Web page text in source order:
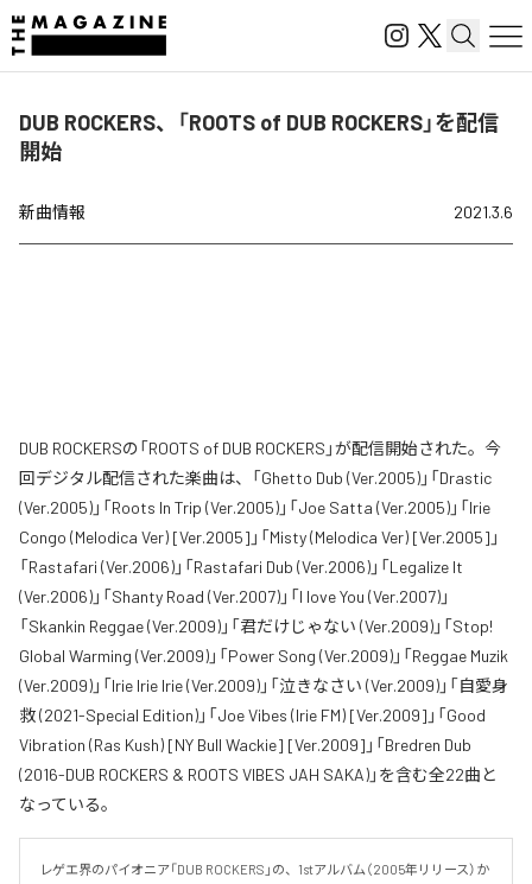
DUB ROCKERS、「ROOTS of DUB ROCKERS」を配信
開始
新曲情報 2021.3.6
DUB ROCKERSの「ROOTS of DUB ROCKERS」が配信開始された。今
回デジタル配信された楽曲は、「Ghetto Dub (Ver.2005)」「Drastic
(Ver.2005)」「Roots In Trip (Ver.2005)」「Joe Satta (Ver.2005)」「Irie
Congo (Melodica Ver) [Ver.2005]」「Misty (Melodica Ver) [Ver.2005]」
「Rastafari (Ver.2006)」「Rastafari Dub (Ver.2006)」「Legalize It
(Ver.2006)」「Shanty Road (Ver.2007)」「I love You (Ver.2007)」
「Skankin Reggae (Ver.2009)」「君だけじゃない (Ver.2009)」「Stop!
Global Warming (Ver.2009)」「Power Song (Ver.2009)」「Reggae Muzik
(Ver.2009)」「Irie Irie Irie (Ver.2009)」「泣きなさい (Ver.2009)」「自愛身
救 (2021-Special Edition)」「Joe Vibes (Irie FM) [Ver.2009]」「Good
Vibration (Ras Kush) [NY Bull Wackie] [Ver.2009]」「Bredren Dub
(2016-DUB ROCKERS & ROOTS VIBES JAH SAKA)」を含む全22曲と
なっている。
レゲエ界のパイオニア「DUB ROCKERS」の、1stアルバム（2005年リリース）か